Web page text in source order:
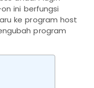
ini berfungsi
ke program host
program